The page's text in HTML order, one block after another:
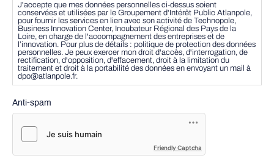
J'accepte que mes données personnelles ci-dessus soient
conservées et utilisées par le Groupement d'Intérêt Public Atlanpole,
pour fournir les services en lien avec son activité de Technopole,
Business Innovation Center, Incubateur Régional des Pays de la
Loire, en charge de l'accompagnement des entreprises et de
l’innovation. Pour plus de détails : politique de protection des données
personnelles. Je peux exercer mon droit d'accès, d'interrogation, de
rectification, d'opposition, d'effacement, droit à la limitation du
traitement et droit à la portabilité des données en envoyant un mail à
dpo@atlanpole.fr.
Anti-spam
Friendly Captcha